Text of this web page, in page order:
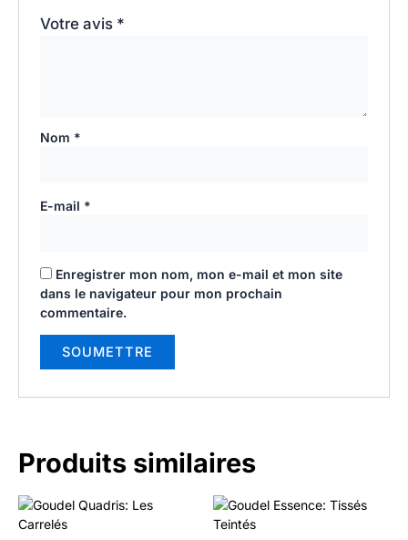
Votre avis *
Nom *
E-mail *
Enregistrer mon nom, mon e-mail et mon site
dans le navigateur pour mon prochain
commentaire.
Produits similaires